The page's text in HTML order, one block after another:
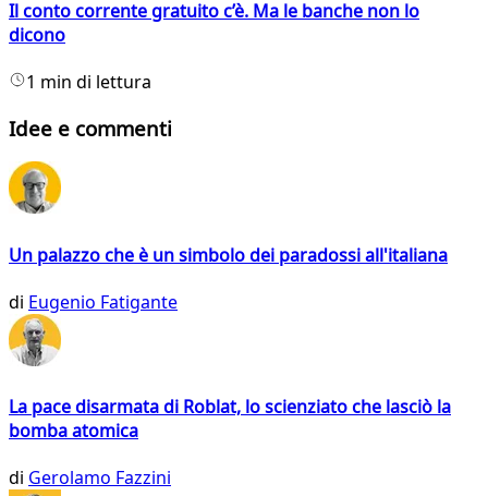
Il conto corrente gratuito c’è. Ma le banche non lo
dicono
1 min di lettura
Idee e commenti
Un palazzo che è un simbolo dei paradossi all'italiana
di Eugenio Fatigante
La pace disarmata di Roblat, lo scienziato che lasciò la
bomba atomica
di Gerolamo Fazzini